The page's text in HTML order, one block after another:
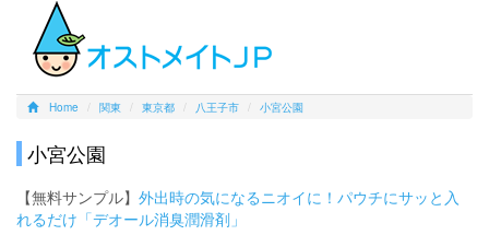
Home 関東 東京都 八王子市 小宮公園
小宮公園
【無料サンプル】 外出時の気になるニオイに！パウチにサッと入
れるだけ「デオール消臭潤滑剤」